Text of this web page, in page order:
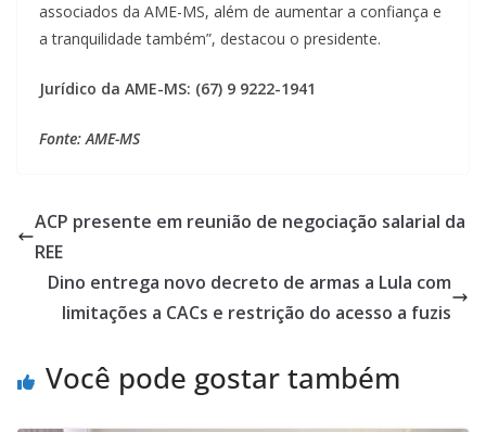
associados da AME-MS, além de aumentar a confiança e
a tranquilidade também”, destacou o presidente.
Jurídico da AME-MS: (67) 9 9222-1941
Fonte: AME-MS
ACP presente em reunião de negociação salarial da
REE
Dino entrega novo decreto de armas a Lula com
limitações a CACs e restrição do acesso a fuzis
Você pode gostar também